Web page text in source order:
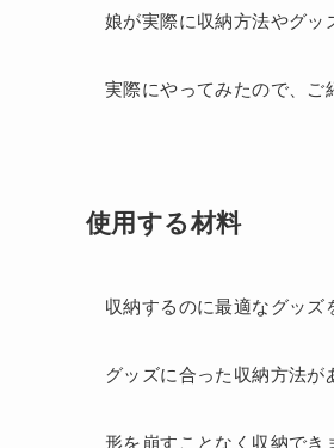
娘が実際に収納方法やグッ
実際にやってみたので、ご
使用する材料
収納するのに最適なグッズ
グッズに合った収納方法が
形を崩すことなく収納でき